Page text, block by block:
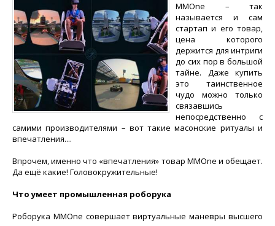
MMOne – так
называется и сам
стартап и его товар,
цена которого
держится для интриги
до сих пор в большой
тайне. Даже купить
это таинственное
чудо можно только
связавшись
непосредственно с
самими производителями – вот такие масонские ритуалы и
впечатления....
Впрочем, именно что «впечатления» товар MMOne и обещает.
Да ещё какие! Головокружительные!
Что умеет промышленная роборука
Роборука MMOne совершает виртуальные маневры высшего